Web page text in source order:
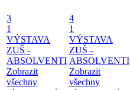
3
1
VÝSTAVA
ZUŠ -
ABSOLVENTI
Zobrazit
všechny
4
1
VÝSTAVA
ZUŠ -
ABSOLVENTI
Zobrazit
všechny